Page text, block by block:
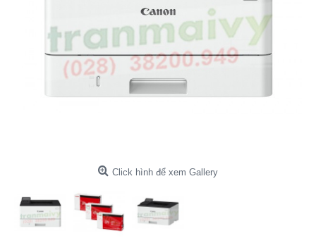
Click hình để xem Gallery